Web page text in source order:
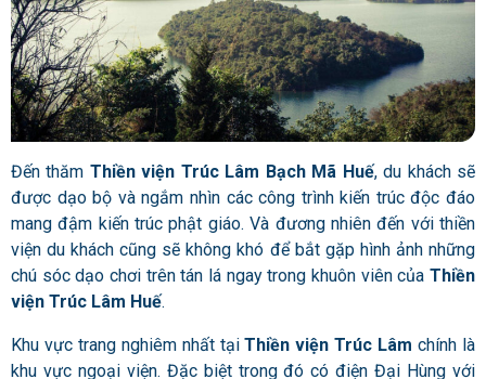
Đến thăm Thiền viện Trúc Lâm Bạch Mã Huế, du khách sẽ
được dạo bộ và ngắm nhìn các công trình kiến trúc độc đáo
mang đậm kiến trúc phật giáo. Và đương nhiên đến với thiền
viện du khách cũng sẽ không khó để bắt gặp hình ảnh những
chú sóc dạo chơi trên tán lá ngay trong khuôn viên của Thiền
viện Trúc Lâm Huế.
Khu vực trang nghiêm nhất tạiThiền viện Trúc Lâm chính là
khu vực ngoại viện. Đặc biệt trong đó có điện Đại Hùng với